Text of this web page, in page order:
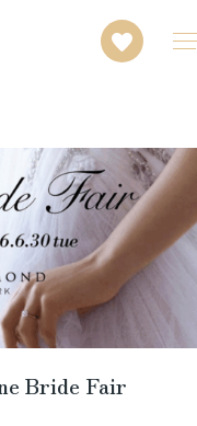
Bride Fair